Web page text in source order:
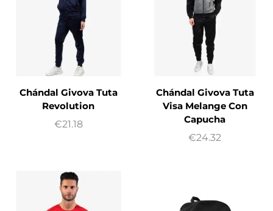
Chándal Givova Tuta
Revolution
€21.18
Chándal Givova Tuta
Visa Melange Con
Capucha
€24.32